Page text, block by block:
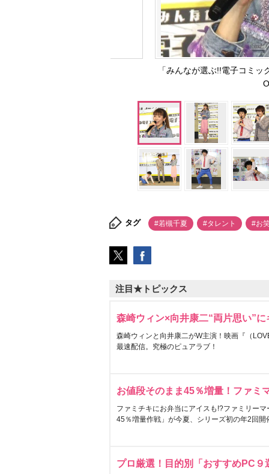
「みんなが選ぶ!!電子コミ
タグ #若槻千夏 #タレント #お
注目★トピックス
森崎ウィン×向井康二“両片思い”
森崎ウィンと向井康二がW主演！映画『（
最速配信。究極のピュアラブ！
お値段そのまま45％増量！ファミ
ファミチキにお弁当にアイスも!?ファミリー
45％増量作戦」が今夏、シリーズ初の年2回開
プロ厳選！目的別「おすすめPC９